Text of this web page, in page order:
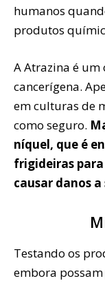
humanos
produtos
A Atrazina é
cancerígena.
em culturas de
como seguro.
níquel, que é
frigideiras
causar danos a
Testando os
embora possam